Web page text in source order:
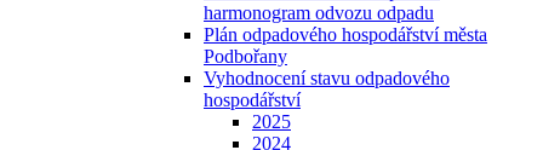
harmonogram odvozu odpadu
Plán odpadového hospodářství města
Podbořany
Vyhodnocení stavu odpadového
hospodářství
2025
2024